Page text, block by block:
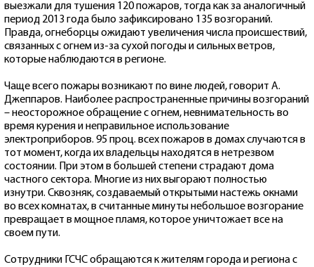
выезжали для тушения 120 пожаров, тогда как за аналогичный
период 2013 года было зафиксировано 135 возгораний.
Правда, огнеборцы ожидают увеличения числа происшествий,
связанных с огнем из-за сухой погоды и сильных ветров,
которые наблюдаются в регионе.
Чаще всего пожары возникают по вине людей, говорит А.
Джеппаров. Наиболее распространенные причины возгораний
– неосторожное обращение с огнем, невнимательность во
время курения и неправильное использование
электроприборов. 95 проц. всех пожаров в домах случаются в
тот момент, когда их владельцы находятся в нетрезвом
состоянии. При этом в большей степени страдают дома
частного сектора. Многие из них выгорают полностью
изнутри. Сквозняк, создаваемый открытыми настежь окнами
во всех комнатах, в считанные минуты небольшое возгорание
превращает в мощное пламя, которое уничтожает все на
своем пути.
Сотрудники ГСЧС обращаются к жителям города и региона с